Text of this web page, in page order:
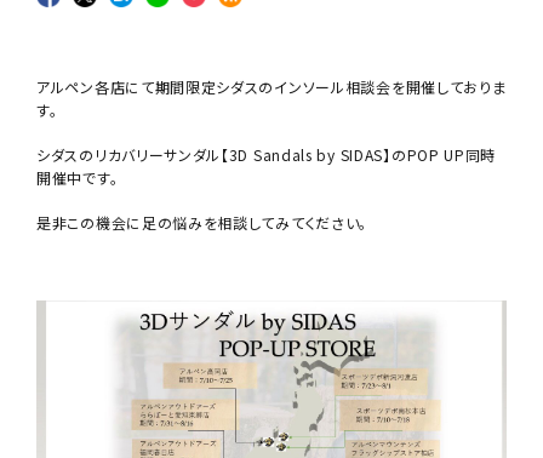
アルペン各店にて期間限定シダスのインソール相談会を開催しておりま
す。
シダスのリカバリーサンダル【3D Sandals by SIDAS】のPOP UP同時
開催中です。
是非この機会に足の悩みを相談してみてください。